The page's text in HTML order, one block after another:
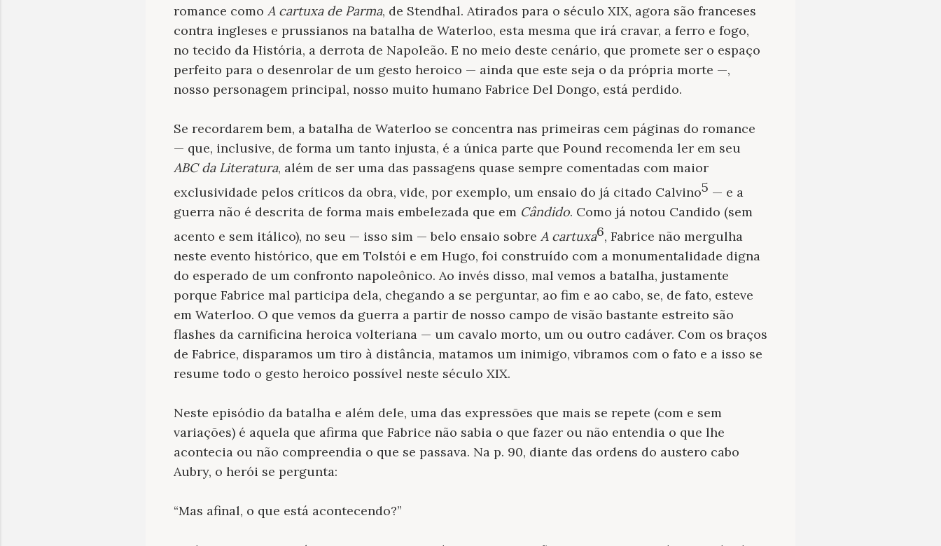
romance como A cartuxa de Parma, de Stendhal. Atirados para o século XIX, agora são franceses
contra ingleses e prussianos na batalha de Waterloo, esta mesma que irá cravar, a ferro e fogo,
no tecido da História, a derrota de Napoleão. E no meio deste cenário, que promete ser o espaço
perfeito para o desenrolar de um gesto heroico — ainda que este seja o da própria morte —,
nosso personagem principal, nosso muito humano Fabrice Del Dongo, está perdido.
Se recordarem bem, a batalha de Waterloo se concentra nas primeiras cem páginas do romance
— que, inclusive, de forma um tanto injusta, é a única parte que Pound recomenda ler em seu
ABC da Literatura, além de ser uma das passagens quase sempre comentadas com maior
exclusividade pelos críticos da obra, vide, por exemplo, um ensaio do já citado Calvino5 — e a
guerra não é descrita de forma mais embelezada que em Cândido. Como já notou Candido (sem
acento e sem itálico), no seu — isso sim — belo ensaio sobre A cartuxa6, Fabrice não mergulha
neste evento histórico, que em Tolstói e em Hugo, foi construído com a monumentalidade digna
do esperado de um confronto napoleônico. Ao invés disso, mal vemos a batalha, justamente
porque Fabrice mal participa dela, chegando a se perguntar, ao fim e ao cabo, se, de fato, esteve
em Waterloo. O que vemos da guerra a partir de nosso campo de visão bastante estreito são
flashes da carnificina heroica volteriana — um cavalo morto, um ou outro cadáver. Com os braços
de Fabrice, disparamos um tiro à distância, matamos um inimigo, vibramos com o fato e a isso se
resume todo o gesto heroico possível neste século XIX.
Neste episódio da batalha e além dele, uma das expressões que mais se repete (com e sem
variações) é aquela que afirma que Fabrice não sabia o que fazer ou não entendia o que lhe
acontecia ou não compreendia o que se passava. Na p. 90, diante das ordens do austero cabo
Aubry, o herói se pergunta:
“Mas afinal, o que está acontecendo?”